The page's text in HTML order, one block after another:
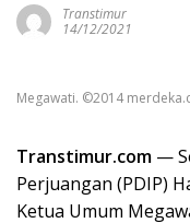
Transtimur
14/12/2021
Megawati. ©2014
Transtimur.com —
Perjuangan (PDIP)
Ketua Umum